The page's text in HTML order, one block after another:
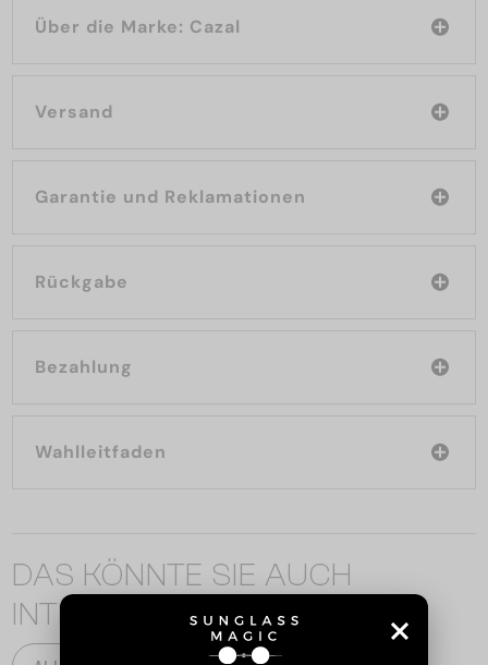
Über die Marke: Cazal
Versand
Garantie und Reklamationen
Rückgabe
Bezahlung
Wahlleitfaden
DAS KÖNNTE SIE AUCH
INTERESSIEREN